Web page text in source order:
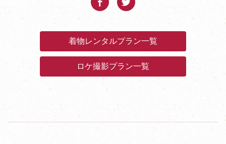
着物レンタルプラン一覧
ロケ撮影プラン一覧